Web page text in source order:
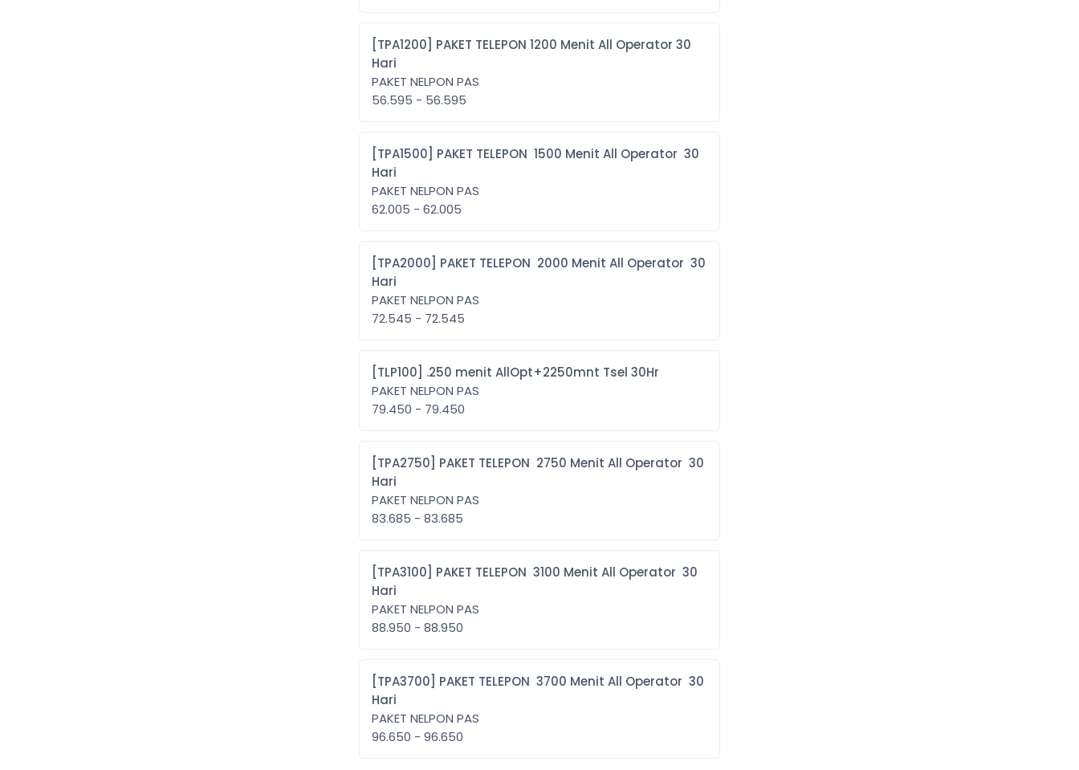
[TPA1200] PAKET TELEPON 1200 Menit All Operator 30
Hari
PAKET NELPON PAS
56.595 - 56.595
[TPA1500] PAKET TELEPON 1500 Menit All Operator 30
Hari
PAKET NELPON PAS
62.005 - 62.005
[TPA2000] PAKET TELEPON 2000 Menit All Operator 30
Hari
PAKET NELPON PAS
72.545 - 72.545
[TLP100] .250 menit AllOpt+2250mnt Tsel 30Hr
PAKET NELPON PAS
79.450 - 79.450
[TPA2750] PAKET TELEPON 2750 Menit All Operator 30
Hari
PAKET NELPON PAS
83.685 - 83.685
[TPA3100] PAKET TELEPON 3100 Menit All Operator 30
Hari
PAKET NELPON PAS
88.950 - 88.950
[TPA3700] PAKET TELEPON 3700 Menit All Operator 30
Hari
PAKET NELPON PAS
96.650 - 96.650